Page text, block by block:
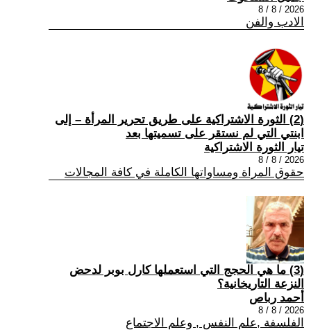
2026 / 8 / 8
الادب والفن
(2) الثورة الاشتراكية على طريق تحرير المرأة – إلى
ابنتي التي لم نستقر على تسميتها بعد
تيار الثورة الاشتراكية
2026 / 8 / 8
حقوق المراة ومساواتها الكاملة في كافة المجالات
(3) ما هي الحجج التي استعملها كارل بوبر لدحض
النزعة التاريخانية؟
أحمد رباص
2026 / 8 / 8
الفلسفة ,علم النفس , وعلم الاجتماع